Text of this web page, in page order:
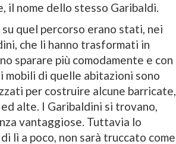
il nome dello stesso Garibaldi.
quel percorso erano stati, nei
che li hanno trasformati in
sparare più comodamente e con
mobili di quelle abitazioni sono
per costruire alcune barricate,
alte. I Garibaldini si trovano,
vantaggiose. Tuttavia lo
lì a poco, non sarà truccato come